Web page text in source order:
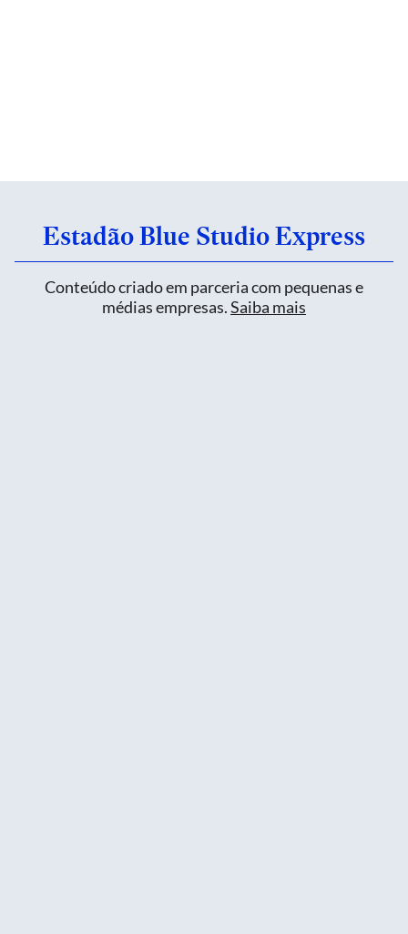
Estadão Blue Studio Express
Conteúdo criado em parceria com pequenas e
médias empresas.Saiba mais